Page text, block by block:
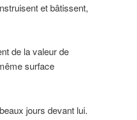
et bâtissent,
de la valeur de
surface
jours devant lui.